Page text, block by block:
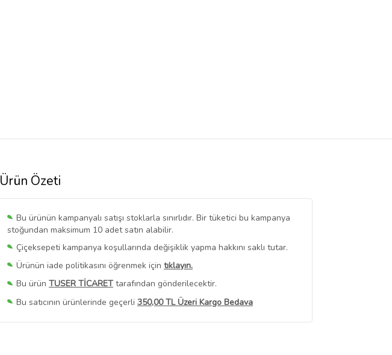
Ürün Özeti
Bu ürünün kampanyalı satışı stoklarla sınırlıdır. Bir tüketici bu kampanya
stoğundan maksimum 10 adet satın alabilir.
Çiçeksepeti kampanya koşullarında değişiklik yapma hakkını saklı tutar.
Ürünün iade politikasını öğrenmek için tıklayın.
Bu ürün TUSER TİCARET tarafından gönderilecektir.
Bu satıcının ürünlerinde geçerli 350,00 TL Üzeri Kargo Bedava
Bu SatıcınınTüm Ürünlerini Görüntüle